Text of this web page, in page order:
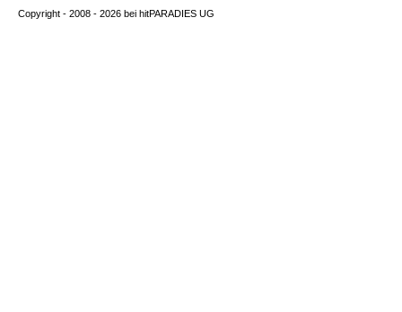
Copyright - 2008 - 2026 bei hitPARADIES UG